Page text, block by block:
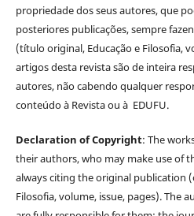
propriedade dos seus autores, que
posteriores publicações, sempre
(título original, Educação e Filosofia,
artigos desta revista são de inteira
autores, não cabendo qualquer
conteúdo à Revista ou à EDUFU.
Declaration of Copyright: The
their authors, who may make use of
always citing the original publication
Filosofia, volume, issue, pages). The